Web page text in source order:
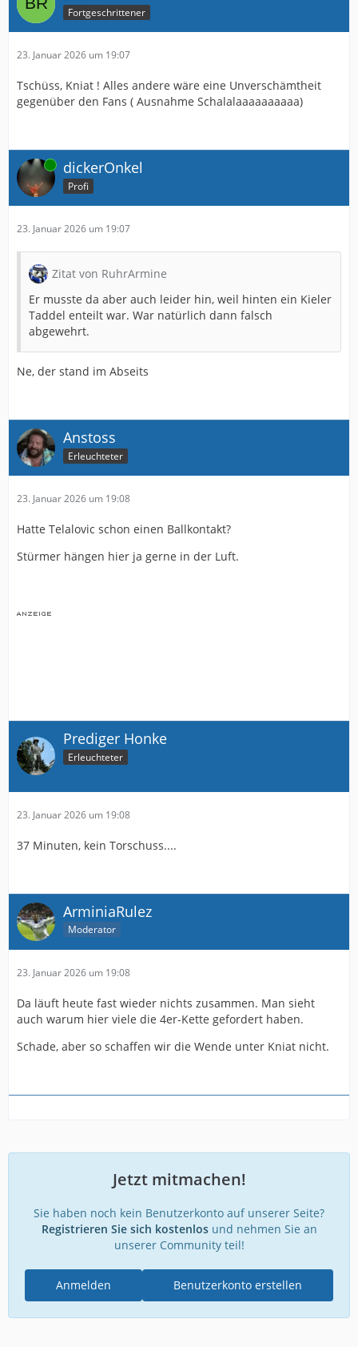
Fortgeschrittener
23. Januar 2026 um 19:07
Tschüss, Kniat ! Alles andere wäre eine Unverschämtheit
gegenüber den Fans ( Ausnahme Schalalaaaaaaaaaa)
Online dickerOnkel
Profi
23. Januar 2026 um 19:07
Zitat von RuhrArmine
Er musste da aber auch leider hin, weil hinten ein Kieler
Taddel enteilt war. War natürlich dann falsch
abgewehrt.
Ne, der stand im Abseits
Anstoss
Erleuchteter
23. Januar 2026 um 19:08
Hatte Telalovic schon einen Ballkontakt?
Stürmer hängen hier ja gerne in der Luft.
Prediger Honke
Erleuchteter
23. Januar 2026 um 19:08
37 Minuten, kein Torschuss....
ArminiaRulez
Moderator
23. Januar 2026 um 19:08
Da läuft heute fast wieder nichts zusammen. Man sieht
auch warum hier viele die 4er-Kette gefordert haben.
Schade, aber so schaffen wir die Wende unter Kniat nicht.
Jetzt mitmachen!
Sie haben noch kein Benutzerkonto auf unserer Seite?
Registrieren Sie sich kostenlosund nehmen Sie an
unserer Community teil!
Benutzerkonto erstellen
Anmelden